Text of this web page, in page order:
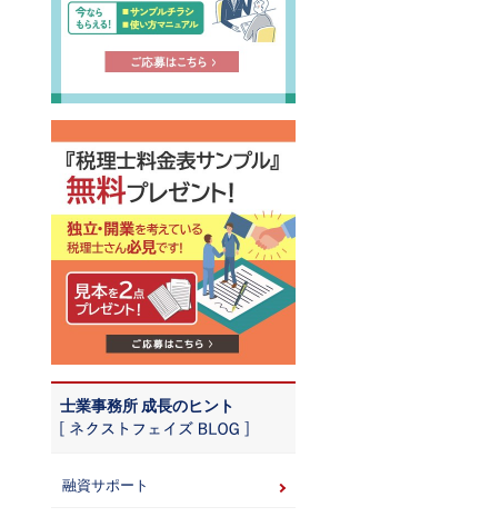
士業事務所 成長のヒント
融資サポート